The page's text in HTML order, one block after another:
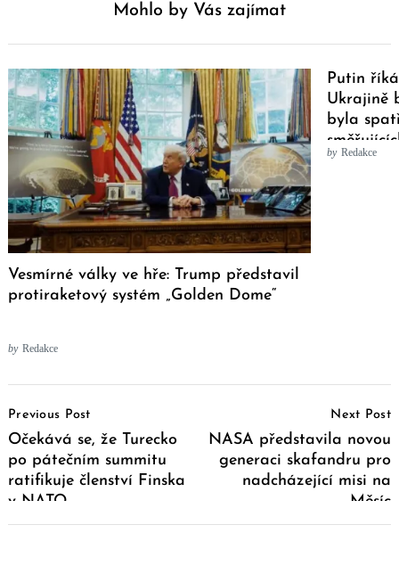
Mohlo by Vás zajímat
Vesmírné války ve hře: Trump představil
protiraketový systém „Golden Dome“
by Redakce
Putin
Ukrajině
byla
by Redakce
Navigation
Previous Post
Očekává se, že Turecko
po pátečním summitu
ratifikuje členství Finska
v NATO
Next Post
NASA představila novou
generaci skafandru pro
nadcházející misi na
Měsíc